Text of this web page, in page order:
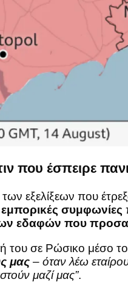
που έσπειρε
εξελίξεων που
συμφωνίες
εδαφών που
του σε Ρώσικο μέσο
μας – όταν λέω
μαζί μας”.